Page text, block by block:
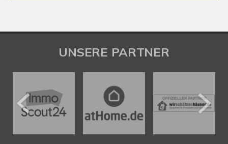
UNSERE PARTNER